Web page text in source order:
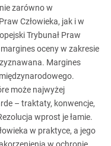
zarówno w
Człowieka, jak i w
Trybunał Praw
oceny w zakresie
Margines
może najwyżej
– traktaty, konwencje,
wprost je łamie.
w praktyce, a jego